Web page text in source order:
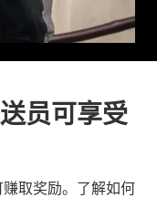
员可享受
取奖励。了解如何